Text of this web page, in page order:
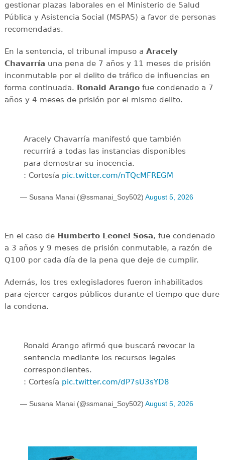
gestionar plazas laborales en el Ministerio de Salud
Pública y Asistencia Social (MSPAS) a favor de personas
recomendadas.
En la sentencia, el tribunal impuso a Aracely
Chavarría una pena de 7 años y 11 meses de prisión
inconmutable por el delito de tráfico de influencias en
forma continuada. Ronald Arangofue condenado a 7
años y 4 meses de prisión por el mismo delito.
Aracely Chavarría manifestó que también
recurrirá a todas las instancias disponibles
para demostrar su inocencia.
: Cortesía pic.twitter.com/nTQcMFREGM
— Susana Manai (@ssmanai_Soy502) August 5, 2026
En el caso de Humberto Leonel Sosa, fue condenado
a 3 años y 9 meses de prisión conmutable, a razón de
Q100 por cada día de la pena que deje de cumplir.
Además, los tres exlegisladores fueron inhabilitados
para ejercer cargos públicos durante el tiempo que dure
la condena.
Ronald Arango afirmó que buscará revocar la
sentencia mediante los recursos legales
correspondientes.
: Cortesía pic.twitter.com/dP7sU3sYD8
— Susana Manai (@ssmanai_Soy502) August 5, 2026